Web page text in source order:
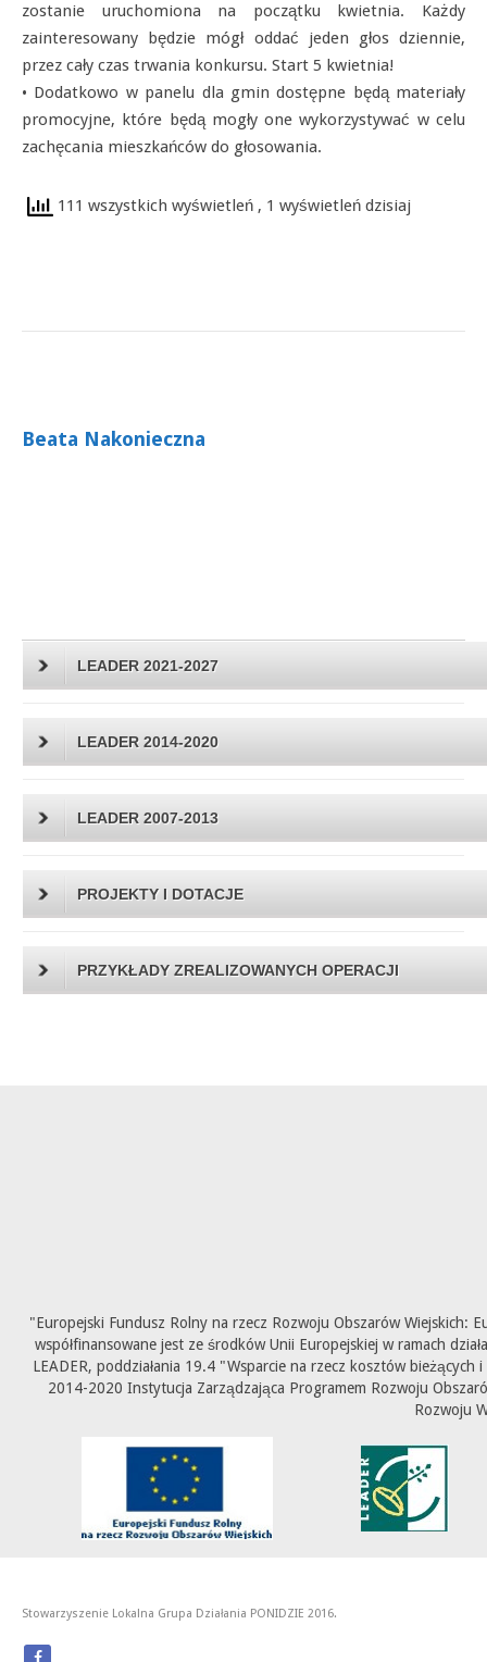
zostanie uruchomiona na początku kwietnia. Każdy
zainteresowany będzie mógł oddać jeden głos dziennie,
przez cały czas trwania konkursu. Start 5 kwietnia!
• Dodatkowo w panelu dla gmin dostępne będą materiały
promocyjne, które będą mogły one wykorzystywać w celu
zachęcania mieszkańców do głosowania.
111 wszystkich wyświetleń , 1 wyświetleń dzisiaj
Beata Nakonieczna
LEADER 2021-2027
LEADER 2014-2020
LEADER 2007-2013
PROJEKTY I DOTACJE
PRZYKŁADY ZREALIZOWANYCH OPERACJI
"Europejski Fundusz Rolny na rzecz Rozwoju Obszarów Wiejskich:
współfinansowane jest ze środków Unii Europejskiej w ramach
LEADER, poddziałania 19.4 "Wsparcie na rzecz kosztów
2014-2020 Instytucja Zarządzająca Programem Rozwoju
Rozwoju
Stowarzyszenie Lokalna Grupa Działania PONIDZIE 2016.